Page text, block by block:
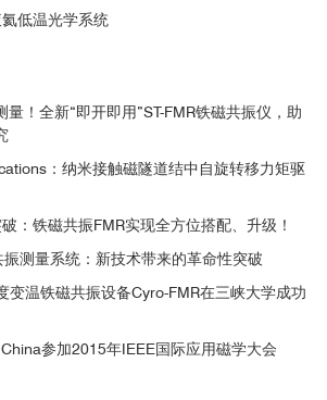
低温光学系统
！全新“即开即用”ST-FMR铁磁共振仪，助
：纳米接触磁隧道结中自旋转移力矩驱
：铁磁共振FMR实现全方位搭配、升级！
测量系统：新技术带来的革命性突破
变温铁磁共振设备Cyro-FMR在三峡大学成功
参加2015年IEEE国际应用磁学大会